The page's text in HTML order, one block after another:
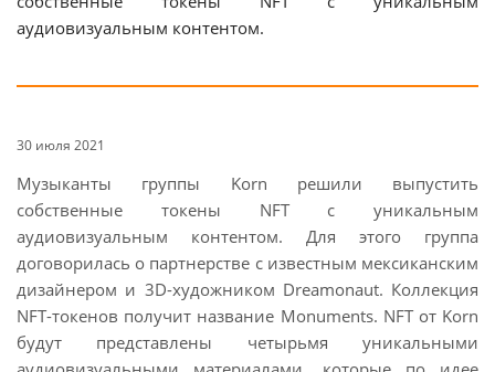
аудиовизуальным контентом.
30 июля 2021
Музыканты группы Korn решили выпустить
собственные токены NFT с уникальным
аудиовизуальным контентом. Для этого группа
договорилась о партнерстве с известным мексиканским
дизайнером и 3D-художником Dreamonaut. Коллекция
NFT-токенов получит название Monuments. NFT от Korn
будут представлены четырьмя уникальными